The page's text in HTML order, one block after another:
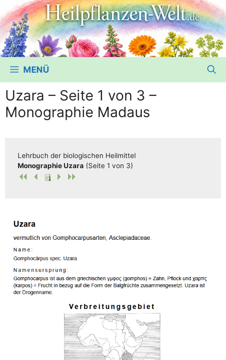
MENÜ
Uzara – Seite 1 von 3 –
Monographie Madaus
Lehr­buch der bio­lo­gi­schen Heilmittel
Mono­gra­phie Uza­ra (Sei­te 1 von 3)